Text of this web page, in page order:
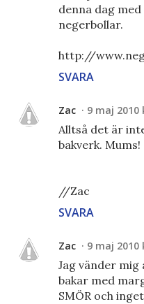
denna dag
negerbollar.
http://
SVARA
Zac 9 maj 2010
Alltså det är
bakverk. Mums!
//Zac
SVARA
Zac 9 maj 2010
Jag vänder
bakar med
SMÖR och